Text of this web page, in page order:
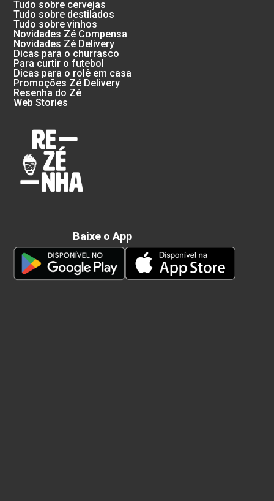
Tudo sobre cervejas
Tudo sobre destilados
Tudo sobre vinhos
Novidades Zé Compensa
Novidades Zé Delivery
Dicas para o churrasco
Para curtir o futebol
Dicas para o rolê em casa
Promoções Zé Delivery
Resenha do Zé
Web Stories
Baixe o App